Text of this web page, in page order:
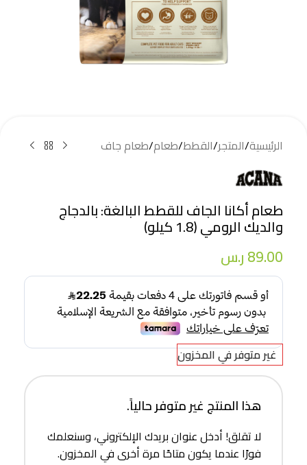
الرئيسية/المتجر/القطط/طعام/طعام جاف
طعام أكانا الجاف للقطط البالغة: بالدجاج
والديك الرومي (1.8 كيلو)
89.00ر.س
غير متوفر في المخزون
هذا المنتج غير متوفر حالياً.
لا تقلق! أدخل عنوان بريدك الإلكتروني، وسنعلمك
فورًا عندما يكون متاحًا مرة أخرى في المخزون.